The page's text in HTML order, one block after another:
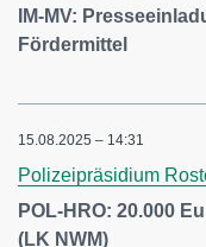
IM-MV:
Fördermittel
15.08.2025 – 14:31
Polizeipräsidium
POL-HRO: 20.000
(LK NWM)